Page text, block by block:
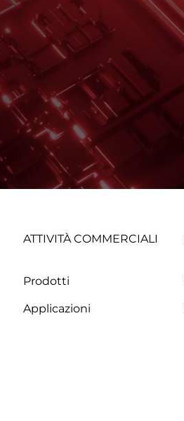
ATTIVITÀ COMMERCIALI
Prodotti
Applicazioni